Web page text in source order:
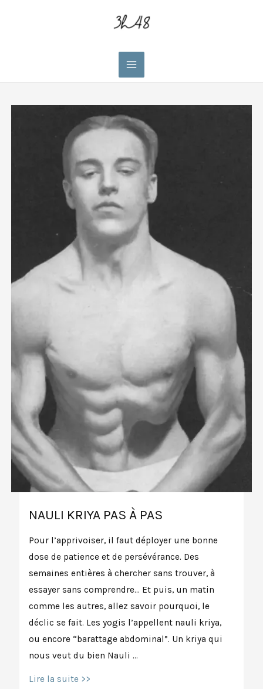
Main
Menu
NAULI KRIYA PAS À PAS
Pour l’apprivoiser, il faut déployer une bonne
dose de patience et de persévérance. Des
semaines entières à chercher sans trouver, à
essayer sans comprendre… Et puis, un matin
comme les autres, allez savoir pourquoi, le
déclic se fait. Les yogis l’appellent nauli kriya,
ou encore “barattage abdominal”. Un kriya qui
nous veut du bien Nauli …
Nauli
Lire la suite >>